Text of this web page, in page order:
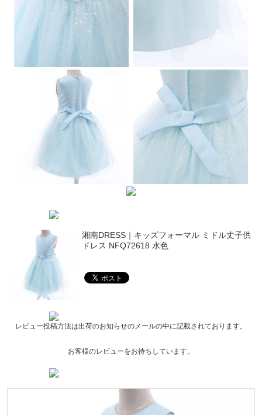
湘南DRESS｜キッズフォーマル ミドル丈子供
ドレス NFQ72618 水色
レビュー投稿方法は出荷のお知らせのメールの中に記載されております。
お客様のレビューをお待ちしています。